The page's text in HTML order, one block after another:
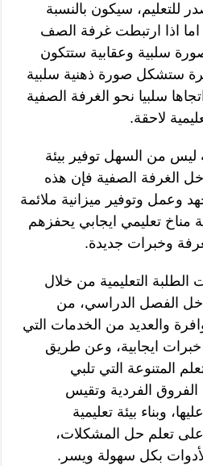
للتعليم، سيكون بالنسبة
اما اذا ارتبطت غرفة الصف
سلبية وعقابية ستتكون
ستشكل صورة ذهنية سلبية
سلبيا نحو الغرفة الصفية
لاحقة.
ليس من السهل توفير بيئة
الغرفة الصفية فإن هذه
وعمل وتوفير ميزانية ملائمة
مناخ تعليمي ايجابي يحفزهم
وخبرات جديدة.
التعليمية من خلال
الفصل الدراسي، من
والعديد من الخدمات التي
خبرات ايجابية، وعن طريق
المتنوعة التي تلبي
الفروق الفردية وتقيس
وبناء بيئة تعليمية
على تعلم حل المشكلات،
بكل سهولة ويسر.